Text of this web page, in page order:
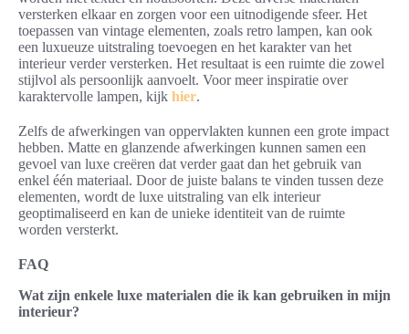
versterken elkaar en zorgen voor een uitnodigende sfeer. Het
toepassen van vintage elementen, zoals retro lampen, kan ook
een luxueuze uitstraling toevoegen en het karakter van het
interieur verder versterken. Het resultaat is een ruimte die zowel
stijlvol als persoonlijk aanvoelt. Voor meer inspiratie over
karaktervolle lampen, kijk hier.
Zelfs de afwerkingen van oppervlakten kunnen een grote impact
hebben. Matte en glanzende afwerkingen kunnen samen een
gevoel van luxe creëren dat verder gaat dan het gebruik van
enkel één materiaal. Door de juiste balans te vinden tussen deze
elementen, wordt de luxe uitstraling van elk interieur
geoptimaliseerd en kan de unieke identiteit van de ruimte
worden versterkt.
FAQ
Wat zijn enkele luxe materialen die ik kan gebruiken in mijn
interieur?